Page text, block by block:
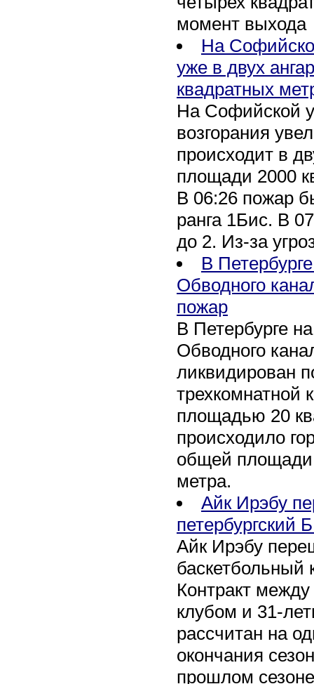
момент выхода
На
уже в двух
квадратных
На Софийской
возгорания
происходит в
площади 2000
В 06:26 пожар
ранга 1Бис. В
до 2. Из-за
В
Обводного
пожар
В Петербурге
Обводного
ликвидирован
трехкомнатной
площадью 20
происходило
общей площади
метра.
Айк Ирэбу
петербургский
Айк Ирэбу
баскетбольный
Контракт между
клубом и 31-
рассчитан на
окончания
прошлом